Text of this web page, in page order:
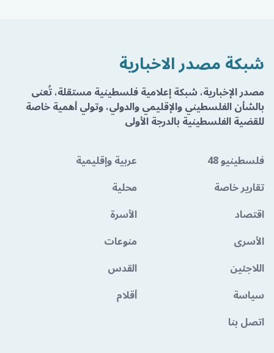
شبكة مصدر الاخبارية
مصدر الإخبارية، شبكة إعلامية فلسطينية مستقلة، تُعنى
بالشأن الفلسطيني والإقليمي والدولي، وتولي أهمية خاصة
للقضية الفلسطينية بالدرجة الأولى
فلسطينيو 48
عربية وإقليمية
تقارير خاصة
محلية
اقتصاد
الأسرة
الأسرى
منوعات
اللاجئين
القدس
سياسة
أقلام
اتصل بنا